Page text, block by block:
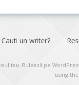
Cauti un writer?
tau. Rulează pe
using